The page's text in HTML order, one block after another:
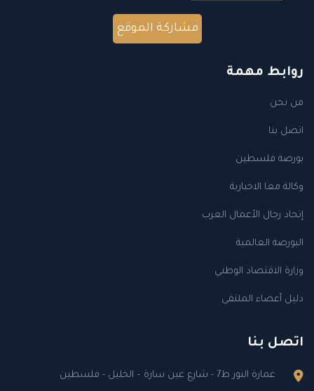
مشاركة الموقع
روابط مهمة
من نحن
اتصل بنا
بورصة فلسطين
وكالة معا الاخبارية
إتحاد رجال الأعمال العرب
البورصة العالمية
وزارة الاقتصاد الوطني
دليل أعضاء الملتقى
اتصل بنا
عمارة النور ط7 - شارع عين سارة – الخليل - فلسطين